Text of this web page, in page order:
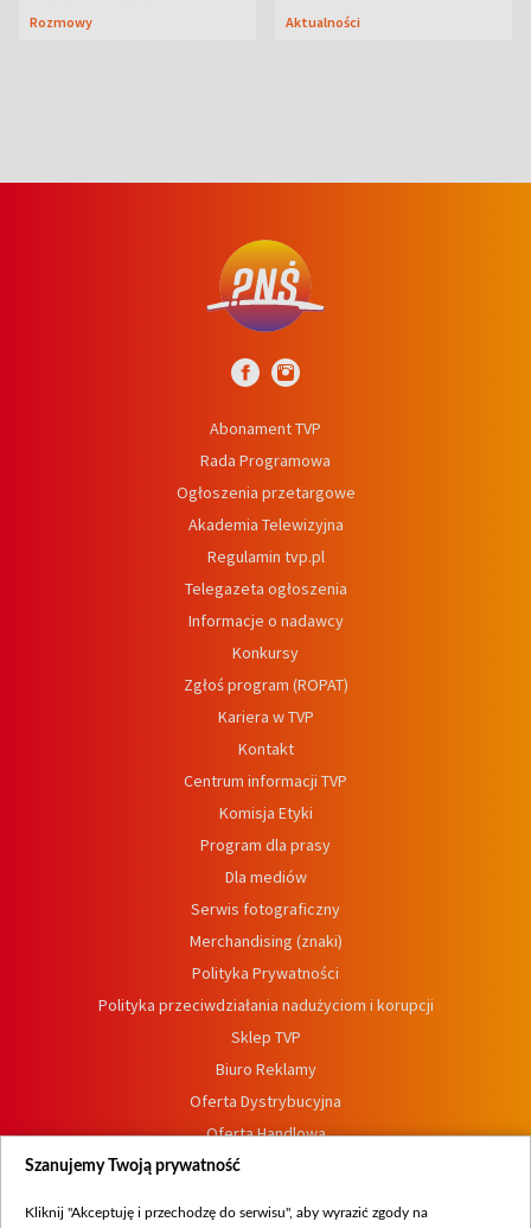
szlaku czekał
Rozmowy Aktualności
Abonament TVP
Rada Programowa
Ogłoszenia przetargowe
Akademia Telewizyjna
Regulamin tvp.pl
Telegazeta ogłoszenia
Informacje o nadawcy
Konkursy
Zgłoś program (ROPAT)
Kariera w TVP
Kontakt
Centrum informacji TVP
Komisja Etyki
Program dla prasy
Dla mediów
Serwis fotograficzny
Merchandising (znaki)
Polityka Prywatności
Polityka przeciwdziałania nadużyciom i korupcji
Sklep TVP
Biuro Reklamy
Oferta Dystrybucyjna
Oferta Handlowa
Dostępność
Szanujemy Twoją prywatność
Kliknij "Akceptuję i przechodzę do serwisu", aby wyrazić zgody na